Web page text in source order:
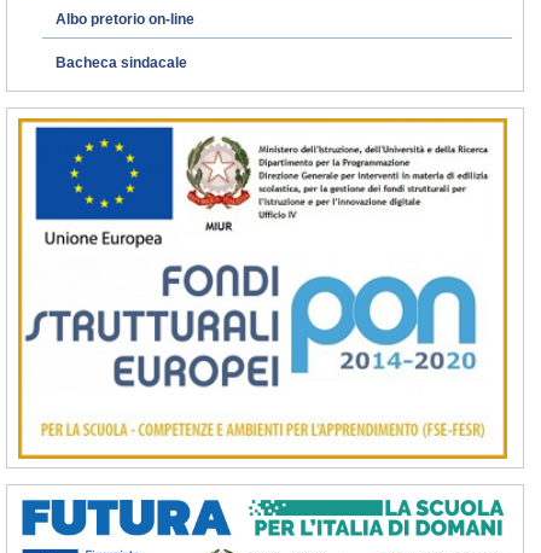
Albo pretorio on-line
Bacheca sindacale